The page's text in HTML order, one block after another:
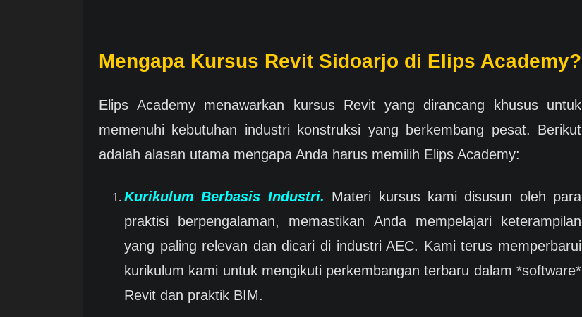
Mengapa Kursus Revit Sidoarjo di Elips Academy?
Elips Academy menawarkan kursus Revit yang dirancang khusus untuk
memenuhi kebutuhan industri konstruksi yang berkembang pesat. Berikut
adalah alasan utama mengapa Anda harus memilih Elips Academy:
Kurikulum Berbasis Industri. Materi kursus kami disusun oleh para
praktisi berpengalaman, memastikan Anda mempelajari keterampilan
yang paling relevan dan dicari di industri AEC. Kami terus memperbarui
kurikulum kami untuk mengikuti perkembangan terbaru dalam *software*
Revit dan praktik BIM.